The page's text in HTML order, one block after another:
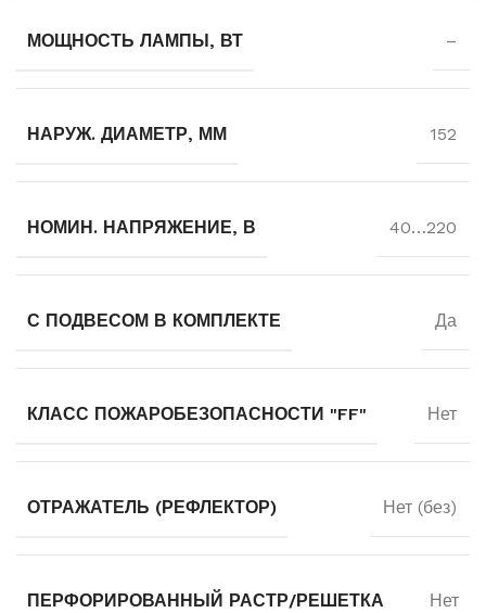
МОЩНОСТЬ ЛАМПЫ, ВТ –
НАРУЖ. ДИАМЕТР, ММ 152
НОМИН. НАПРЯЖЕНИЕ, В 40…220
С ПОДВЕСОМ В КОМПЛЕКТЕ Да
КЛАСС ПОЖАРОБЕЗОПАСНОСТИ "FF" Нет
ОТРАЖАТЕЛЬ (РЕФЛЕКТОР) Нет (без)
ПЕРФОРИРОВАННЫЙ РАСТР/РЕШЕТКА Нет